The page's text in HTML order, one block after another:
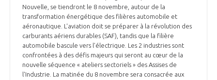
Nouvelle, se tiendront le 8 novembre, autour de la
transformation énergétique des filières automobile et
aéronautique. L'aviation doit se préparer à la révolution des
carburants aériens durables (SAF), tandis que la filière
automobile bascule vers l'électrique. Les 2 industries sont
confrontées à des défis majeurs qui seront au cœur de la
nouvelle séquence « ateliers sectoriels » des Assises de
l'Industrie. La matinée du 8 novembre sera consacrée aux